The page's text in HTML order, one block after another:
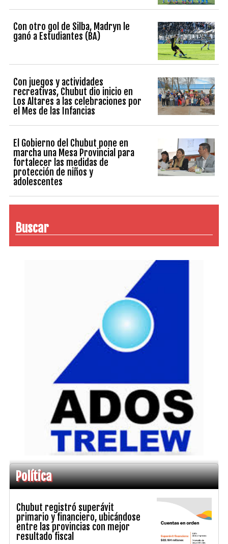
Con otro gol de Silba, Madryn le
ganó a Estudiantes (BA)
Con juegos y actividades
recreativas, Chubut dio inicio en
Los Altares a las celebraciones por
el Mes de las Infancias
El Gobierno del Chubut pone en
marcha una Mesa Provincial para
fortalecer las medidas de
protección de niños y
adolescentes
Buscar
Política
Chubut registró superávit
primario y financiero, ubicándose
entre las provincias con mejor
resultado fiscal